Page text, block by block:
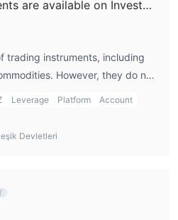
What trading instruments are available on InvestAZ?
trading instruments, including
However, they do not
which may limit my trading
my portfolio further.
Leverage Platform
Account
Devletleri